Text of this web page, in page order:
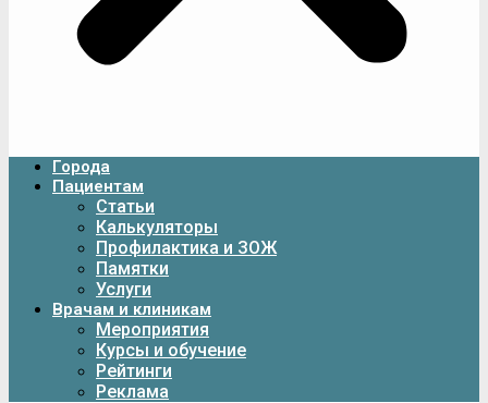
Города
Пациентам
Статьи
Калькуляторы
Профилактика и ЗОЖ
Памятки
Услуги
Врачам и клиникам
Мероприятия
Курсы и обучение
Рейтинги
Реклама